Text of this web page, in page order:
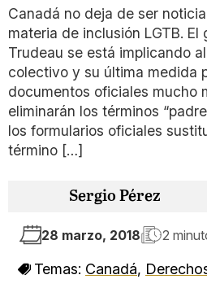
Canadá no deja de ser
materia de inclusión LGTB.
Trudeau se está implicando
colectivo y su última medida
documentos oficiales mucho
eliminarán los términos
los formularios oficiales
término […]
Sergio Pérez
28 marzo, 2018 2
Temas: Canadá,